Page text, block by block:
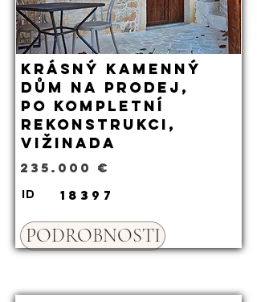
Krásný kamenný
dům na prodej,
po kompletní
rekonstrukci,
Vižinada
235.000 €
ID 18397
PODROBNOSTI